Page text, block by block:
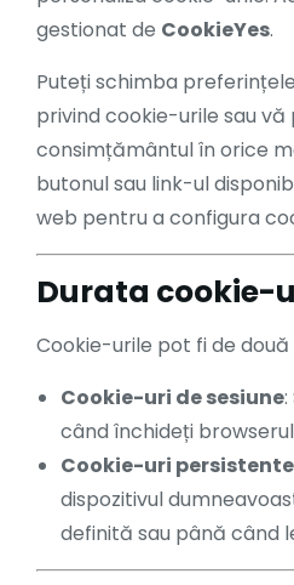
gestionat de CookieYes.
Puteți schimba
privind cookie-urile sau
consimțământul în orice
butonul sau link-ul
web pentru a configura
Durata cookie-
Cookie-urile pot fi de două
Cookie-uri de sesiune
când închideți
Cookie-uri persistente
dispozitivul
definită sau până când